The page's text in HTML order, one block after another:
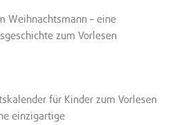
Weihnachtsmann – eine
zum Vorlesen
für Kinder zum Vorlesen
einzigartige